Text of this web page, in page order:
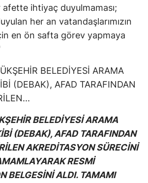
ihtiyaç duyulmaması;
her an vatandaşlarımızın
en ön safta görev yapmaya
BELEDİYESİ ARAMA
(DEBAK), AFAD TARAFINDAN
AKREDİTASYON SÜRECİNİ
RESMİ
BELGESİNİ ALDI. TAMAMI